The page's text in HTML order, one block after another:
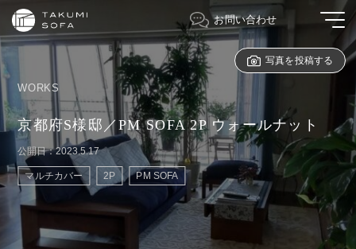
お問い合わせ
WORKS
京都府S様邸／PM SOFA 2P ウォールナット
公開日：2023.5.17
マルチカバー 2P PM SOFA
写真を投稿する